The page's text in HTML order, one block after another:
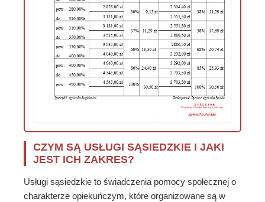
CZYM SĄ USŁUGI SĄSIEDZKIE I JAKI
JEST ICH ZAKRES?
Usługi sąsiedzkie to świadczenia pomocy społecznej o
charakterze opiekuńczym, które organizowane są w